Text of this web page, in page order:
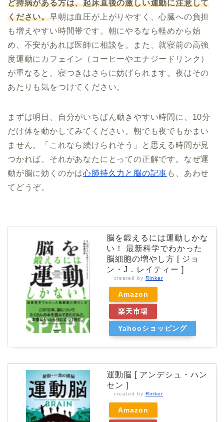
ど持病がある方は、起床直後の激しい運動に注意して
ください。早朝は血圧が上がりやすく、心臓への負担
も増えやすい時間帯です。朝にやるなら軽めから始
め、不安があれば医師に相談を。また、就寝前の高強
度運動にカフェイン（コーヒーやエナジードリンク）
が重なると、寝つきはさらに妨げられます。夜はその
あたりも気をつけてください。
まずは明日、自分がいちばん動きやすい時間に、10分
だけ体を動かしてみてください。朝でも夜でもかまい
ません。「これなら続けられそう」と思える時間が見
つかれば、それがあなたにとっての正解です。なぜ運
動が脳に効くのかは心肺持久力と脳の記事 も、あわせ
てどうぞ。
脳を鍛えるには運動しかな
い！ 最新科学でわかった
脳細胞の増やし方 [ ジョ
ン・J．レイティー ]
created by Rinker
Amazon
楽天市場
Yahooショッピング
運動脳 [ アンデシュ・ハン
セン ]
created by Rinker
Amazon